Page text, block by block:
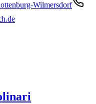
Wilmersdorf